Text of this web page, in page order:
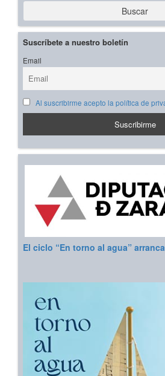
Buscar
Suscríbete a nuestro boletín
Email
Al suscribirme acepto la política de
El ciclo “En torno al agua”